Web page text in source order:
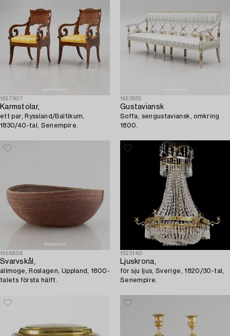
1657907
Karmstolar,
ett par, Ryssland/Baltikum,
1830/40-tal, Senempire.
1653935
Gustaviansk
Soffa, sengustaviansk, omkring
1800.
1656806
Svarvskål,
allmoge, Roslagen, Uppland, 1800-
talets första hälft.
1623140
Ljuskrona,
för sju ljus, Sverige, 1820/30-tal,
Senempire.